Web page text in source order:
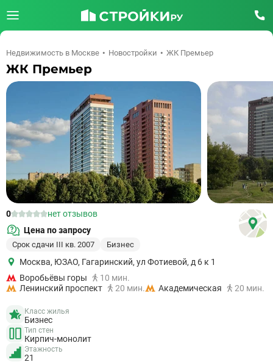
Недвижимость в Москве Новостройки ЖК Премьер
ЖК Премьер
0
нет отзывов
Цена по запросу
Срок сдачи III кв. 2007 Бизнес
Москва, ЮЗАО, Гагаринский, ул Фотиевой, д 6 к 1
Воробьёвы горы
10 мин.
Ленинский проспект
20 мин. Академическая 20 мин.
Класс жилья
Бизнес
Тип стен
Кирпич-монолит
Этажность
21